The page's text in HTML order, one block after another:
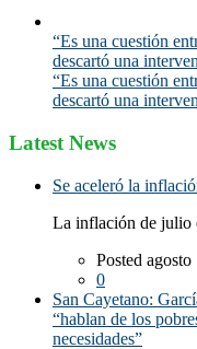
“Es una cuestión
descartó una
“Es una cuestión
descartó una
Latest News
Se aceleró la
La inflación de julio
Posted
0
San Cayetano:
“hablan de los
necesidades”